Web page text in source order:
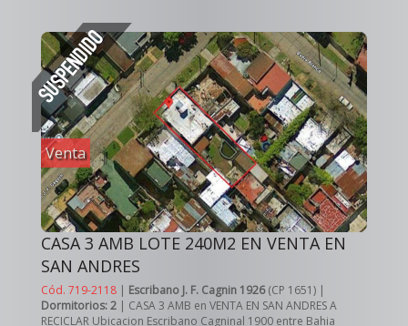
Venta
CASA 3 AMB LOTE 240M2 EN VENTA EN
SAN ANDRES
Cód. 719-2118 | Escribano J. F. Cagnin 1926(CP 1651) |
Dormitorios: 2 | CASA 3 AMB en VENTA EN SAN ANDRES A
RECICLAR Ubicacion Escribano Cagninal 1900 entre Bahia